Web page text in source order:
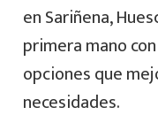
en Sariñena,
primera mano
opciones que
necesidades.